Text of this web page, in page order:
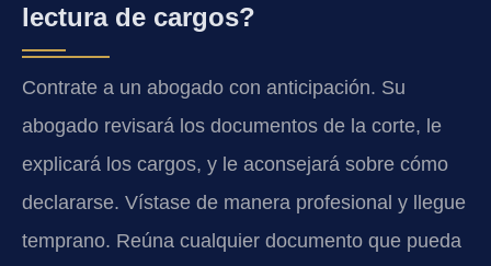
lectura de cargos?
Contrate a un abogado con anticipación. Su
abogado revisará los documentos de la corte, le
explicará los cargos, y le aconsejará sobre cómo
declararse. Vístase de manera profesional y llegue
temprano. Reúna cualquier documento que pueda